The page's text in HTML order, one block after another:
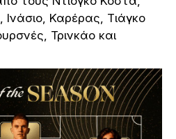
Ινάσιο, Καρέρας, Τιάγκο
Τρινκάο και